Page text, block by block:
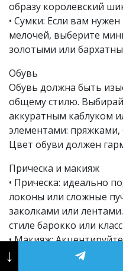
образу королевский
• Сумки: Если вам нужен
мелочей, выберите
золотыми или
Обувь
Обувь должна быть
общему стилю.
аккуратным каблуком
элементами:
Цвет обуви должен
Прическа и макияж
• Прическа: идеально
локоны или сложные
заколками или
стиле барокко или
• Макияж:
добавив немного
↓